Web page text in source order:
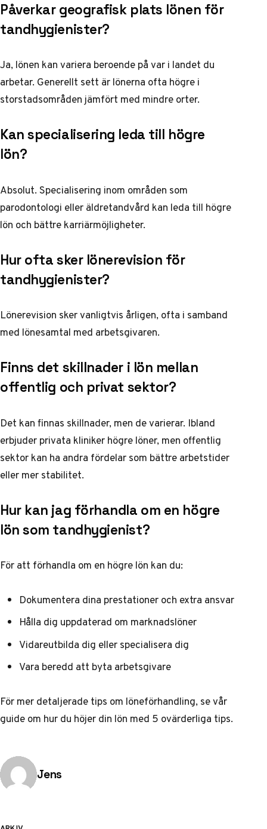
Påverkar geografisk plats lönen för
tandhygienister?
Ja, lönen kan variera beroende på var i landet du
arbetar. Generellt sett är lönerna ofta högre i
storstadsområden jämfört med mindre orter.
Kan specialisering leda till högre
lön?
Absolut. Specialisering inom områden som
parodontologi eller äldretandvård kan leda till högre
lön och bättre karriärmöjligheter.
Hur ofta sker lönerevision för
tandhygienister?
Lönerevision sker vanligtvis årligen, ofta i samband
med lönesamtal med arbetsgivaren.
Finns det skillnader i lön mellan
offentlig och privat sektor?
Det kan finnas skillnader, men de varierar. Ibland
erbjuder privata kliniker högre löner, men offentlig
sektor kan ha andra fördelar som bättre arbetstider
eller mer stabilitet.
Hur kan jag förhandla om en högre
lön som tandhygienist?
För att förhandla om en högre lön kan du:
Dokumentera dina prestationer och extra ansvar
Hålla dig uppdaterad om marknadslöner
Vidareutbilda dig eller specialisera dig
Vara beredd att byta arbetsgivare
För mer detaljerade tips om löneförhandling, se vår
guide om hur du höjer din lön med 5 ovärderliga tips.
Publicerad av
Jens